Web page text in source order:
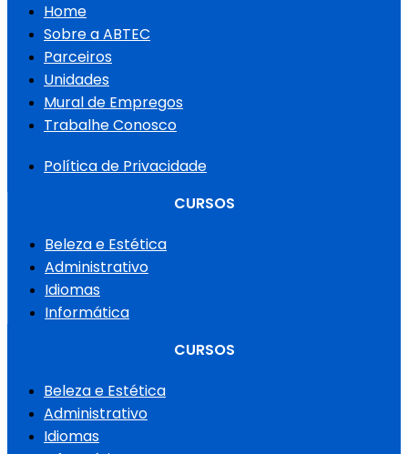
Home
Sobre a ABTEC
Parceiros
Unidades
Mural de Empregos
Trabalhe Conosco
Política de Privacidade
CURSOS
Beleza e Estética
Administrativo
Idiomas
Informática
CURSOS
Beleza e Estética
Administrativo
Idiomas